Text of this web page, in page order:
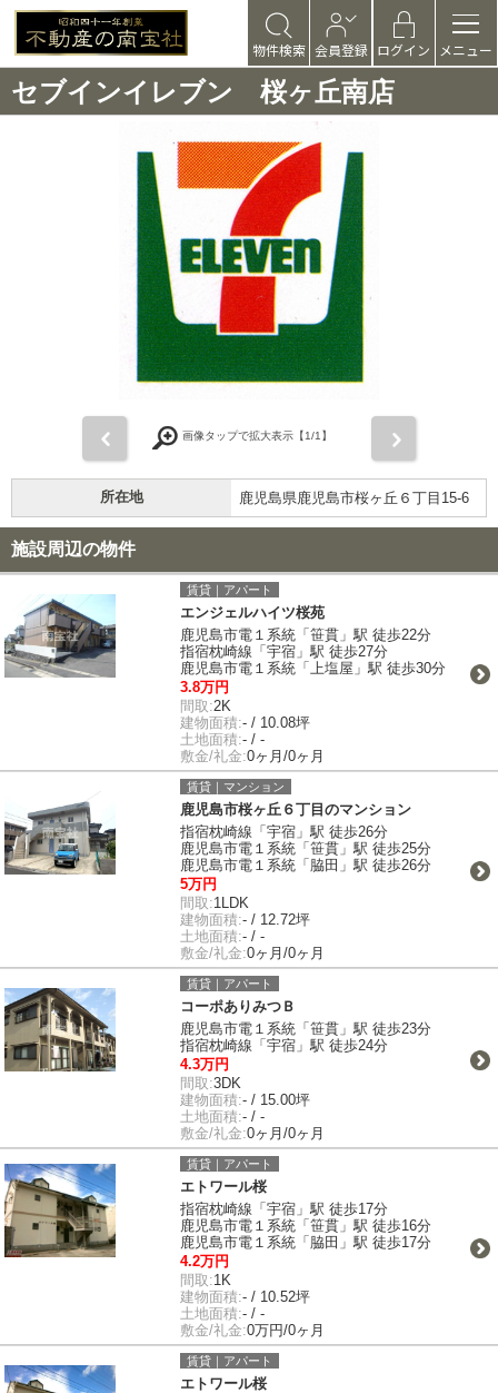
物件検索 会員登録 ログイン メニュー
セブインイレブン 桜ヶ丘南店
画像タップで拡大表示【1/1】
所在地 鹿児島県鹿児島市桜ヶ丘６丁目15-6
施設周辺の物件
賃貸｜アパート
エンジェルハイツ桜苑
鹿児島市電１系統「笹貫」駅 徒歩22分
指宿枕崎線「宇宿」駅 徒歩27分
鹿児島市電１系統「上塩屋」駅 徒歩30分
3.8万円
間取:2K
建物面積:- / 10.08坪
土地面積:- / -
敷金/礼金:0ヶ月/0ヶ月
賃貸｜マンション
鹿児島市桜ヶ丘６丁目のマンション
指宿枕崎線「宇宿」駅 徒歩26分
鹿児島市電１系統「笹貫」駅 徒歩25分
鹿児島市電１系統「脇田」駅 徒歩26分
5万円
間取:1LDK
建物面積:- / 12.72坪
土地面積:- / -
敷金/礼金:0ヶ月/0ヶ月
賃貸｜アパート
コーポありみつＢ
鹿児島市電１系統「笹貫」駅 徒歩23分
指宿枕崎線「宇宿」駅 徒歩24分
4.3万円
間取:3DK
建物面積:- / 15.00坪
土地面積:- / -
敷金/礼金:0ヶ月/0ヶ月
賃貸｜アパート
エトワール桜
指宿枕崎線「宇宿」駅 徒歩17分
鹿児島市電１系統「笹貫」駅 徒歩16分
鹿児島市電１系統「脇田」駅 徒歩17分
4.2万円
間取:1K
建物面積:- / 10.52坪
土地面積:- / -
敷金/礼金:0万円/0ヶ月
賃貸｜アパート
エトワール桜